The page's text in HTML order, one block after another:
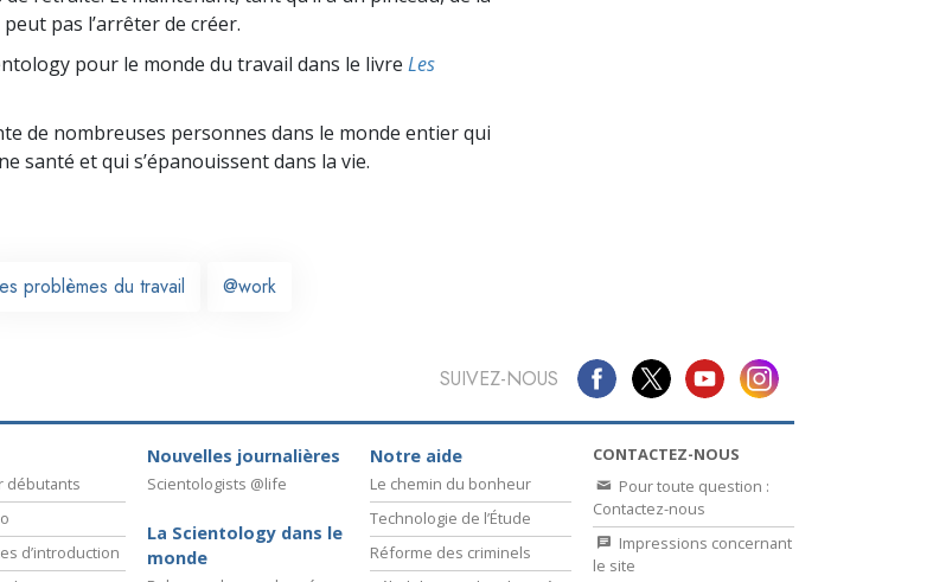
pas l’arrêter de créer.
pour le monde du travail dans le livre Les
de nombreuses personnes dans le monde entier qui
santé et qui s’épanouissent dans la vie.
problèmes du travail @work
SUIVEZ-NOUS
débutants
d’introduction
Nouvelles journalières
Scientologists @life
La Scientology dans le
monde
Notre aide
Le chemin du bonheur
Technologie de l’Étude
Réforme des criminels
CONTACTEZ-NOUS
Pour toute question :
Contactez-nous
Impressions concernant
le site